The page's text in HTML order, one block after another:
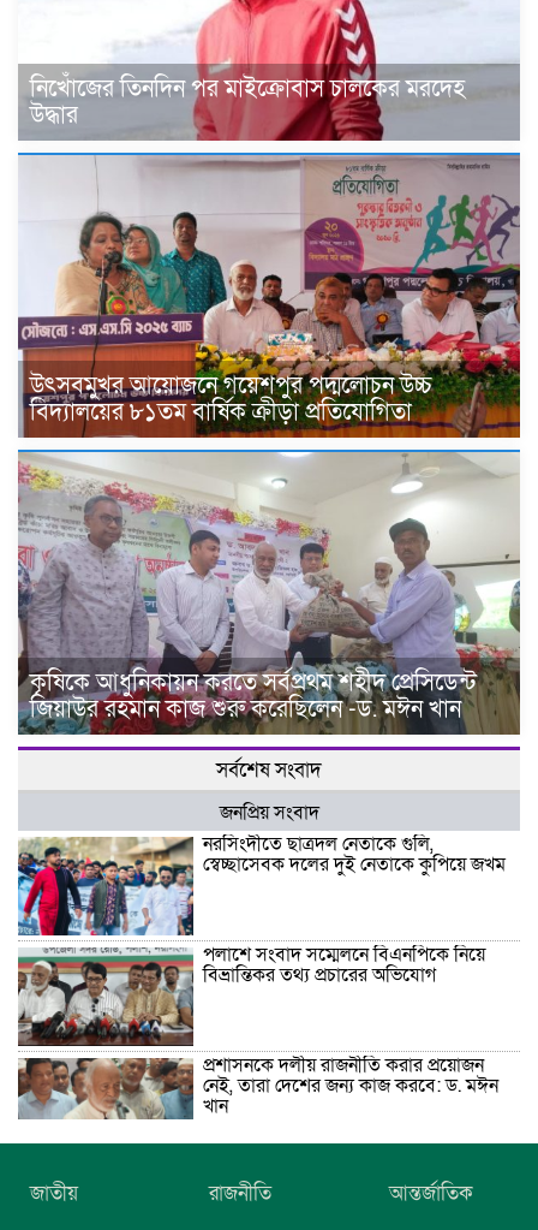
নিখোঁজের তিনদিন পর মাইক্রোবাস চালকের মরদেহ
উদ্ধার
উৎসবমুখর আয়োজনে গয়েশপুর পদ্মলোচন উচ্চ
বিদ্যালয়ের ৮১তম বার্ষিক ক্রীড়া প্রতিযোগিতা
কৃষিকে আধুনিকায়ন করতে সর্বপ্রথম শহীদ প্রেসিডেন্ট
জিয়াউর রহমান কাজ শুরু করেছিলেন -ড. মঈন খান
সর্বশেষ সংবাদ
জনপ্রিয় সংবাদ
নরসিংদীতে ছাত্রদল নেতাকে গুলি,
স্বেচ্ছাসেবক দলের দুই নেতাকে কুপিয়ে জখম
পলাশে সংবাদ সম্মেলনে বিএনপিকে নিয়ে
বিভ্রান্তিকর তথ্য প্রচারের অভিযোগ
প্রশাসনকে দলীয় রাজনীতি করার প্রয়োজন
নেই, তারা দেশের জন্য কাজ করবে: ড. মঈন
খান
নিখোঁজের তিনদিন পর মাইক্রোবাস চালকের
মরদেহ উদ্ধার
জাতীয় রাজনীতি আন্তর্জাতিক